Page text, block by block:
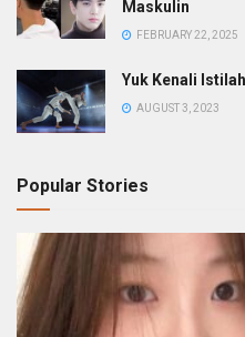
Maskulin
FEBRUARY 22, 2025
Yuk Kenali
AUGUST 3, 2023
Popular Stories